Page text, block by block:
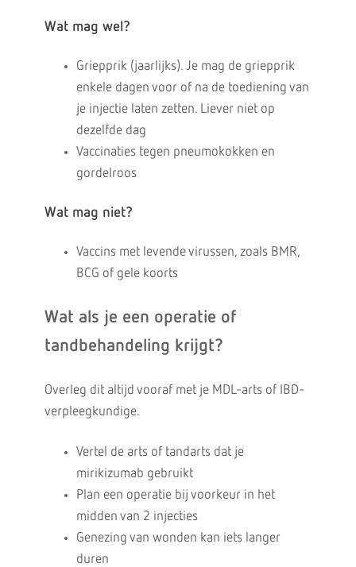
Wat mag wel?
Griepprik (jaarlijks). Je mag de griepprik
enkele dagen voor of na de toediening van
je injectie laten zetten. Liever niet op
dezelfde dag
Vaccinaties tegen pneumokokken en
gordelroos
Wat mag niet?
Vaccins met levende virussen, zoals BMR,
BCG of gele koorts
Wat als je een operatie of
tandbehandeling krijgt?
Overleg dit altijd vooraf met je MDL-arts of IBD-
verpleegkundige.
Vertel de arts of tandarts dat je
mirikizumab gebruikt
Plan een operatie bij voorkeur in het
midden van 2 injecties
Genezing van wonden kan iets langer
duren